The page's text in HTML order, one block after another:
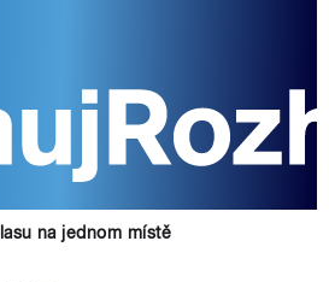
na jednom místě